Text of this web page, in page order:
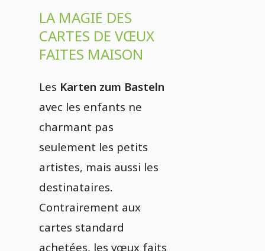
LA MAGIE DES
CARTES DE VŒUX
FAITES MAISON
Les Karten zum Basteln
avec les enfants ne
charmant pas
seulement les petits
artistes, mais aussi les
destinataires.
Contrairement aux
cartes standard
achetées, les vœux faits